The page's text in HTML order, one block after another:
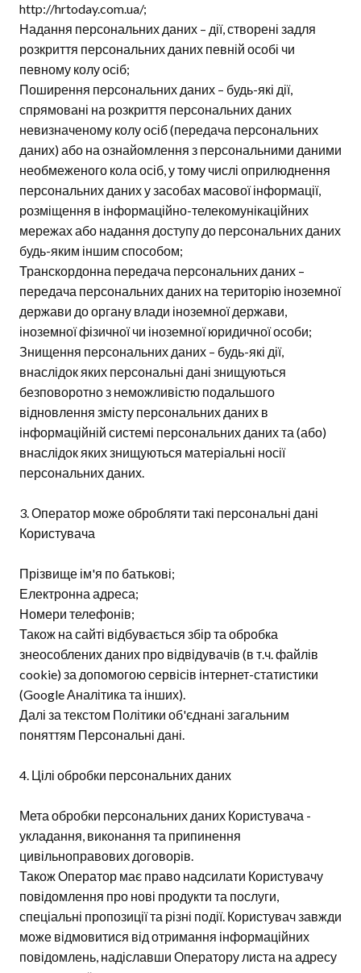
http://hrtoday.com.ua/;
Надання персональних даних – дії, створені задля
розкриття персональних даних певній особі чи
певному колу осіб;
Поширення персональних даних – будь-які дії,
спрямовані на розкриття персональних даних
невизначеному колу осіб (передача персональних
даних) або на ознайомлення з персональними даними
необмеженого кола осіб, у тому числі оприлюднення
персональних даних у засобах масової інформації,
розміщення в інформаційно-телекомунікаційних
мережах або надання доступу до персональних даних
будь-яким іншим способом;
Транскордонна передача персональних даних –
передача персональних даних на територію іноземної
держави до органу влади іноземної держави,
іноземної фізичної чи іноземної юридичної особи;
Знищення персональних даних – будь-які дії,
внаслідок яких персональні дані знищуються
безповоротно з неможливістю подальшого
відновлення змісту персональних даних в
інформаційній системі персональних даних та (або)
внаслідок яких знищуються матеріальні носії
персональних даних.
3. Оператор може обробляти такі персональні дані
Користувача
Прізвище ім'я по батькові;
Електронна адреса;
Номери телефонів;
Також на сайті відбувається збір та обробка
знеособлених даних про відвідувачів (в т.ч. файлів
cookie) за допомогою сервісів інтернет-статистики
(Google Аналітика та інших).
Далі за текстом Політики об'єднані загальним
поняттям Персональні дані.
4. Цілі обробки персональних даних
Мета обробки персональних даних Користувача -
укладання, виконання та припинення
цивільноправових договорів.
Також Оператор має право надсилати Користувачу
повідомлення про нові продукти та послуги,
спеціальні пропозиції та різні події. Користувач завжди
може відмовитися від отримання інформаційних
повідомлень, надіславши Оператору листа на адресу